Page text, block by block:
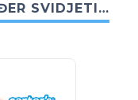
SVIDJETI…